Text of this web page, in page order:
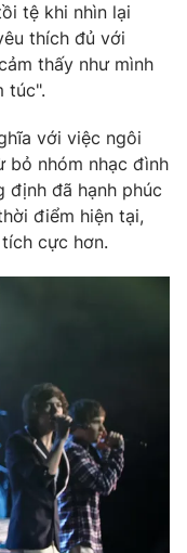
tệ khi nhìn lại
thích đủ với
thấy như mình
túc".
với việc ngôi
bỏ nhóm nhạc đình
định đã hạnh phúc
điểm hiện tại,
cực hơn.